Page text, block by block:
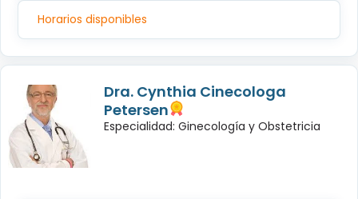
Horarios disponibles
Dra. Cynthia Cinecologa
Petersen
Especialidad: Ginecología y Obstetricia